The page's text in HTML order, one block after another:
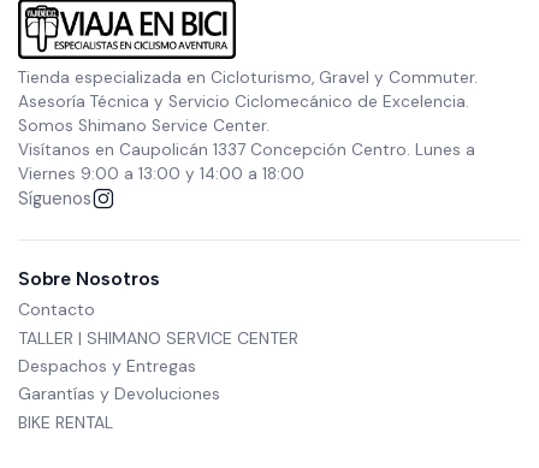
Tienda especializada en Cicloturismo, Gravel y Commuter.
Asesoría Técnica y Servicio Ciclomecánico de Excelencia.
Somos Shimano Service Center.
Visítanos en Caupolicán 1337 Concepción Centro. Lunes a
Viernes 9:00 a 13:00 y 14:00 a 18:00
Síguenos
Sobre Nosotros
Contacto
TALLER | SHIMANO SERVICE CENTER
Despachos y Entregas
Garantías y Devoluciones
BIKE RENTAL